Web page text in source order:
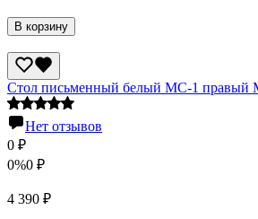
В корзину
Стол письменный белый МС-1 правый
Нет отзывов
0 ₽
0%0 ₽
4 390 ₽